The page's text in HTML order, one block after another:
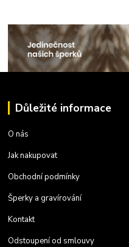
Důležité informace
O nás
Jak nakupovat
Obchodní podmínky
Šperky a gravírování
Kontakt
Odstoupení od smlouvy